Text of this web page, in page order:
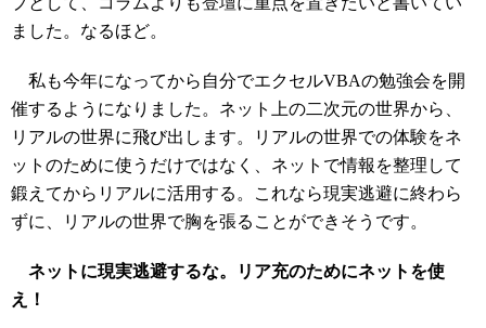
ました。なるほど。
私も今年になってから自分でエクセルVBAの勉強会を開
催するようになりました。ネット上の二次元の世界から、
リアルの世界に飛び出します。リアルの世界での体験をネ
ットのために使うだけではなく、ネットで情報を整理して
鍛えてからリアルに活用する。これなら現実逃避に終わら
ずに、リアルの世界で胸を張ることができそうです。
ネットに現実逃避するな。リア充のためにネットを使
え！